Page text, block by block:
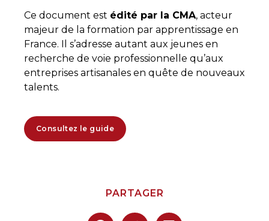
Ce document est édité par la CMA, acteur
majeur de la formation par apprentissage en
France. Il s’adresse autant aux jeunes en
recherche de voie professionnelle qu’aux
entreprises artisanales en quête de nouveaux
talents.
Consultez le guide
PARTAGER